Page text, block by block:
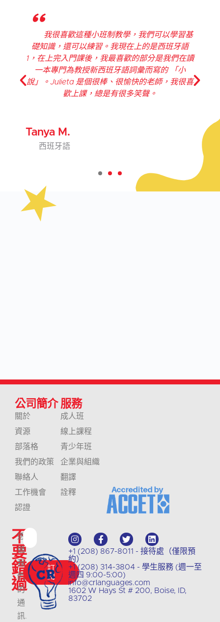
" 我很喜歡這種小班制教學，我們可以學習基
礎知識，還可以練習。我現在上的是西班牙語
1，在上完入門課後，我最喜歡的部分是我們在讀
一本專門為教授新西班牙語詞彙而寫的 「小
說」。Julieta 是個很棒、很愉快的老師，我很喜
歡上課，總是有很多笑聲。
Tanya M.
西班牙語
不
要
錯
過
透
過
我
們
的
通
訊.
訂
閱
+1 (208) 867-8011 - 接待處（僅限預
約）
+1 (208) 314-3804 - 學生服務 (週一至
週四 9:00-5:00)
info@crlanguages.com
1602 W Hays St # 200, Boise, ID,
83702
公司簡介
關於
資源
部落格
我們的政策
聯絡人
工作機會
認證
服務
成人班
線上課程
青少年班
企業與組織
翻譯
詮釋